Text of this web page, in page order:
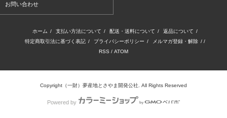
お問い合わせ
ホーム / 支払い方法について / 配送・送料について / 返品について /
特定商取引法に基づく表記 / プライバシーポリシー / メルマガ登録・解除 / /
RSS / ATOM
Copyright（一財）夢産地とさやま開発公社. All Rights Reserved
Powered by